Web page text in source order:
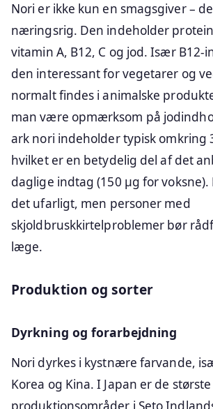
Nori er ikke kun en smagsgiver –
næringsrig. Den indeholder
vitamin A, B12, C og jod. Især B12-
den interessant for vegetarer og
normalt findes i animalske
man være opmærksom på
ark nori indeholder typisk omkring
hvilket er en betydelig del af det
daglige indtag (150 µg for voksne).
det ufarligt, men personer med
skjoldbruskkirtelproblemer bør
læge.
Produktion og sorter
Dyrkning og forarbejdning
Nori dyrkes i kystnære farvande,
Korea og Kina. I Japan er de største